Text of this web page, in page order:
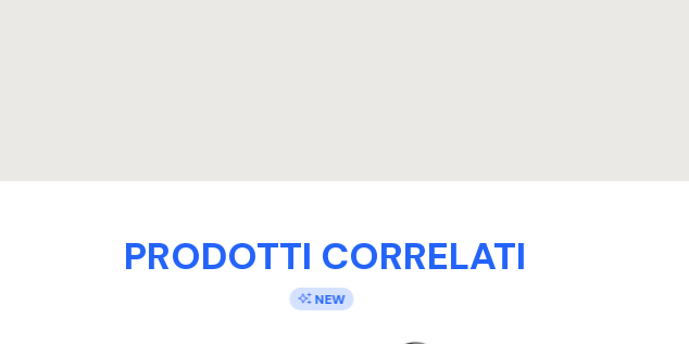
PRODOTTI CORRELATI
NEW